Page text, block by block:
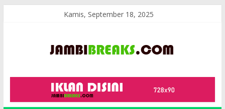
Kamis, September 18, 2025
JambiBreaks